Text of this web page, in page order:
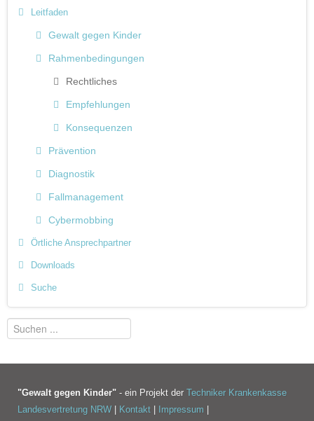
Leitfaden
Gewalt gegen Kinder
Rahmenbedingungen
Rechtliches
Empfehlungen
Konsequenzen
Prävention
Diagnostik
Fallmanagement
Cybermobbing
Örtliche Ansprechpartner
Downloads
Suche
"Gewalt gegen Kinder" - ein Projekt der Techniker Krankenkasse
Landesvertretung NRW | Kontakt | Impressum |